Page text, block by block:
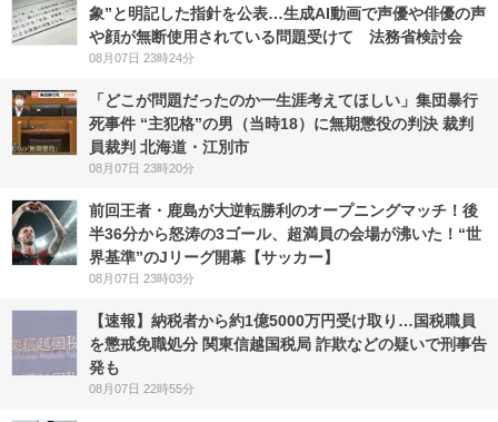
象”と明記した指針を公表…生成AI動画で声優や俳優の声
や顔が無断使用されている問題受けて 法務省検討会
08月07日 23時24分
「どこが問題だったのか一生涯考えてほしい」集団暴行
死事件 “主犯格”の男（当時18）に無期懲役の判決 裁判
員裁判 北海道・江別市
08月07日 23時20分
前回王者・鹿島が大逆転勝利のオープニングマッチ！後
半36分から怒涛の3ゴール、超満員の会場が沸いた！“世
界基準”のJリーグ開幕【サッカー】
08月07日 23時03分
【速報】納税者から約1億5000万円受け取り…国税職員
を懲戒免職処分 関東信越国税局 詐欺などの疑いで刑事告
発も
08月07日 22時55分